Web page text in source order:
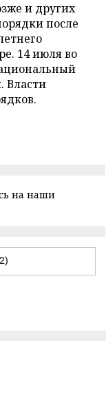
и других
после
14 июля во
Власти
на наши